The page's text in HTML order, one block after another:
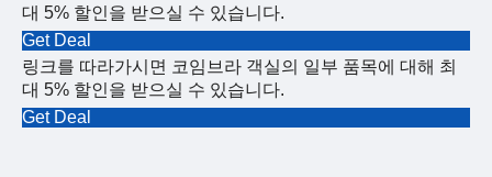
대 5% 할인을 받으실 수 있습니다.
Get Deal
링크를 따라가시면 코임브라 객실의 일부 품목에 대해 최
대 5% 할인을 받으실 수 있습니다.
Get Deal